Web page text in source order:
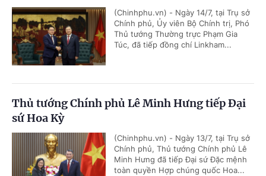
(Chinhphu.vn) - Ngày 14/7, tại Trụ sở
Chính phủ, Ủy viên Bộ Chính trị, Phó
Thủ tướng Thường trực Phạm Gia
Túc, đã tiếp đồng chí Linkham...
Thủ tướng Chính phủ Lê Minh Hưng tiếp Đại
sứ Hoa Kỳ
(Chinhphu.vn) - Ngày 13/7, tại Trụ sở
Chính phủ, Thủ tướng Chính phủ Lê
Minh Hưng đã tiếp Đại sứ Đặc mệnh
toàn quyền Hợp chúng quốc Hoa...